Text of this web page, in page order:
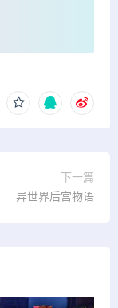
下一篇
异世界后宫物语